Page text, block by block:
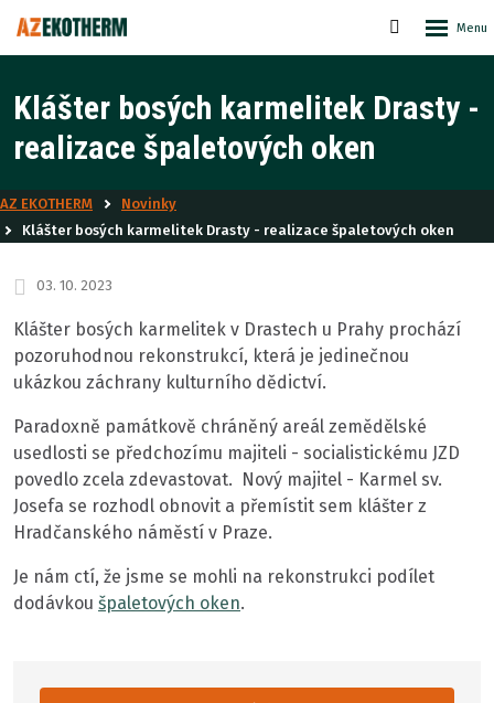
Klášter bosých karmelitek Drasty -
realizace špaletových oken
AZ EKOTHERM
Novinky
Klášter bosých karmelitek Drasty - realizace špaletových oken
03. 10. 2023
Klášter bosých karmelitek v Drastech u Prahy prochází
pozoruhodnou rekonstrukcí, která je jedinečnou
ukázkou záchrany kulturního dědictví.
Paradoxně památkově chráněný areál zemědělské
usedlosti se předchozímu majiteli - socialistickému JZD
povedlo zcela zdevastovat. Nový majitel - Karmel sv.
Josefa se rozhodl obnovit a přemístit sem klášter z
Hradčanského náměstí v Praze.
Je nám ctí, že jsme se mohli na rekonstrukci podílet
dodávkou špaletových oken.